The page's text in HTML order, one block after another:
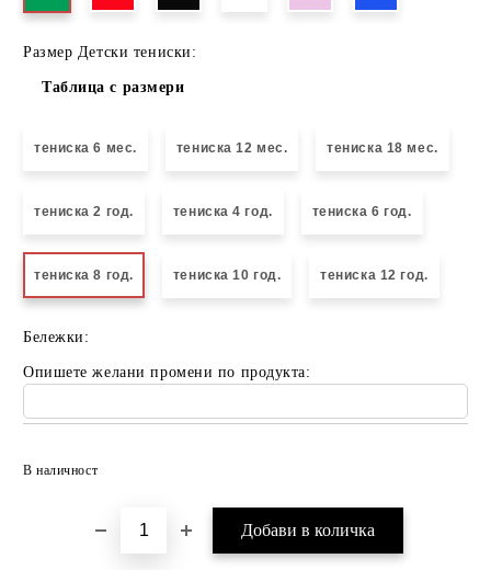
Размер Детски тениски:
Таблица с размери
тениска 6 мес. тениска 12 мес. тениска 18 мес.
тениска 2 год. тениска 4 год. тениска 6 год.
тениска 8 год. тениска 10 год. тениска 12 год.
Бележки:
Опишете желани промени по продукта:
В наличност